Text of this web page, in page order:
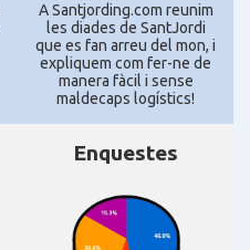
A Santjording.com reunim
les diades de SantJordi
que es fan arreu del mon, i
expliquem com fer-ne de
manera fàcil i sense
maldecaps logí­stics!
Enquestes